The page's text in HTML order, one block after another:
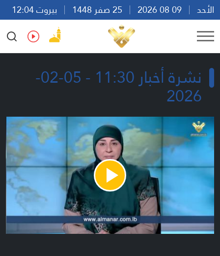
الأحد
بيروت 12:04
Ar
En Fr Es
نشرة أخبار 11:30 - 05-02-
2026
Play
Video